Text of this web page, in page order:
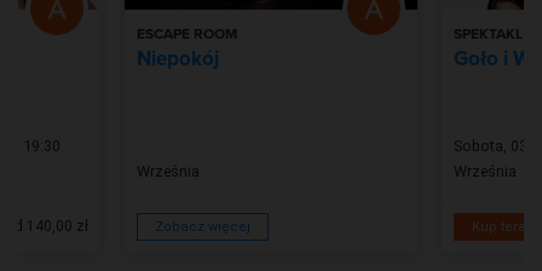
| 19:30
od 140,00 zł
ESCAPE ROOM
Niepokój
Września
Zobacz więcej
SPEKTAKL
Goło i
Sobota, 03
Września
Kup teraz